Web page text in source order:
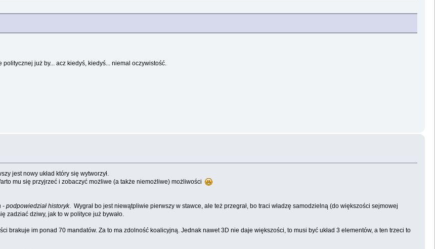
już by... acz kiedyś, kiedyś... niemal oczywistość.
jest nowy układ który się wytworzył.
mu się przyjrzeć i zobaczyć możliwe (a także niemożliwe) możliwości
- podpowiedział historyk. Wygrał bo jest niewątpliwie pierwszy w stawce, ale też przegrał, bo traci władzę samodzielną (do większości sejmowej
zadziać dziwy, jak to w polityce już bywało.
brakuje im ponad 70 mandatów. Za to ma zdolność koalicyjną. Jednak nawet 3D nie daje większości, to musi być układ 3 elementów, a ten trzeci to